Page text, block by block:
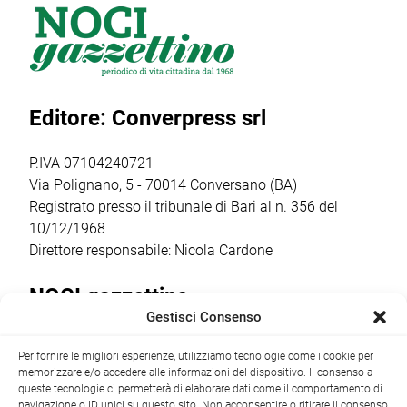
scena il musical
di Gérard
Presgurvic
“Romeo e
cambia il
studenti, […]
pulsante di Noci.
Sabato 6 giugno,
alle ore 20.30, la
cittadinanza […]
Vivi la Strada.it,
della scuola
primaria […]
Editore: Converpress srl
P.IVA 07104240721
Via Polignano, 5 - 70014 Conversano (BA)
Registrato presso il tribunale di Bari al n. 356 del
10/12/1968
Direttore responsabile: Nicola Cardone
NOCI gazzettino
+39 080 4979274|info@nocigazzettino.it Contatti|
Archivio
Gestisci Consenso
Per fornire le migliori esperienze, utilizziamo tecnologie come i cookie per
memorizzare e/o accedere alle informazioni del dispositivo. Il consenso a
queste tecnologie ci permetterà di elaborare dati come il comportamento di